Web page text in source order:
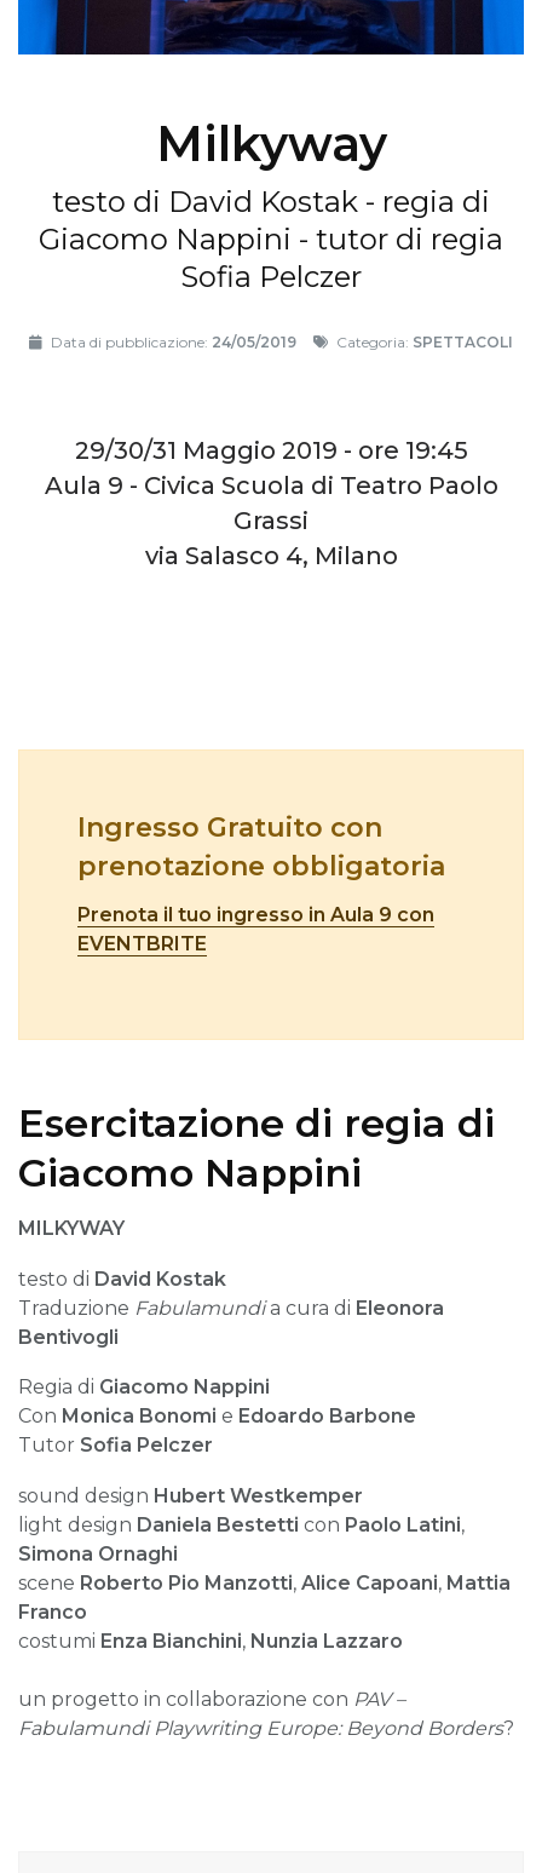
Milkyway
testo di David Kostak - regia di
Giacomo Nappini - tutor di regia
Sofia Pelczer
Data di pubblicazione: 24/05/2019 Categoria: SPETTACOLI
29/30/31 Maggio 2019 - ore 19:45
Aula 9 - Civica Scuola di Teatro Paolo
Grassi
via Salasco 4, Milano
Ingresso Gratuito con
prenotazione obbligatoria
Prenota il tuo ingresso in Aula 9 con
EVENTBRITE
Esercitazione di regia di
Giacomo Nappini
MILKYWAY
testo di David Kostak
Traduzione Fabulamundia cura di Eleonora
Bentivogli
Regia di Giacomo Nappini
Con Monica Bonomi e Edoardo Barbone
Tutor Sofia Pelczer
sound design Hubert Westkemper
light design Daniela Bestetti con Paolo Latini,
Simona Ornaghi
scene Roberto Pio Manzotti, Alice Capoani, Mattia
Franco
costumi Enza Bianchini, Nunzia Lazzaro
un progetto in collaborazione con PAV –
Fabulamundi Playwriting Europe: Beyond Borders?